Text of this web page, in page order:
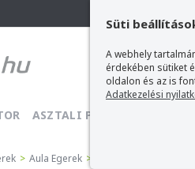
Süti
A webhely
érdekében sütiket
oldalon és az is
Adatkezelési
ASZTALI PC
> Aula Egerek >